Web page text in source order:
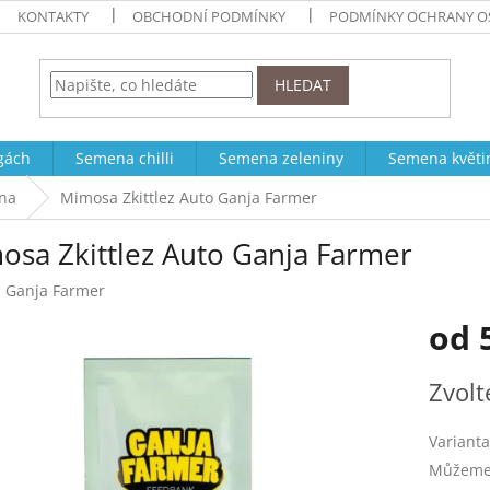
KONTAKTY OBCHODNÍ PODMÍNKY PODMÍNKY OCHRANY
HLEDAT
Semena chilli Semena zeleniny Semena
Mimosa Zkittlez Auto Ganja Farmer
Zkittlez Auto Ganja Farmer
Ganja Farmer
od
cena:
Varianta